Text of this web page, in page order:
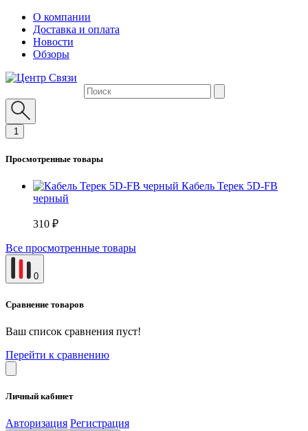
О компании
Доставка и оплата
Новости
Обзоры
1
Просмотренные товары
Кабель Терек 5D-FB
черный
310 ₽
Все просмотренные товары
0
Сравнение товаров
Ваш список сравнения пуст!
Перейти к сравнению
Личный кабинет
Авторизация Регистрация